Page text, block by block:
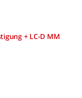
+ LC-D MM